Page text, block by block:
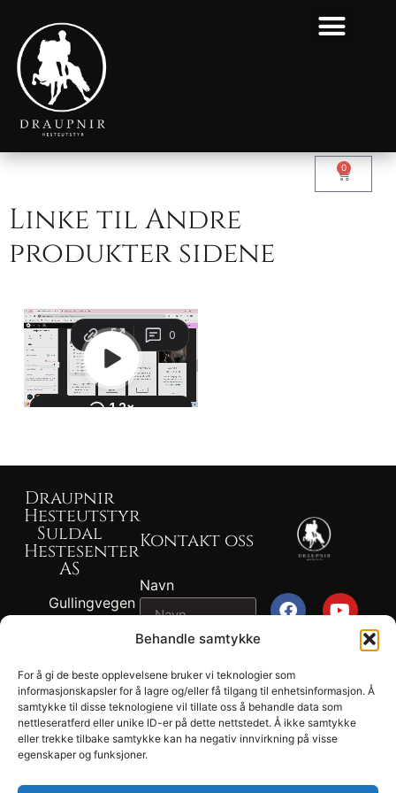
Behandle samtykke
For å gi de beste opplevelsene bruker vi teknologier som
informasjonskapsler for å lagre og/eller få tilgang til enhetsinformasjon. Å
samtykke til disse teknologiene vil tillate oss å behandle data som
nettleseratferd eller unike ID-er på dette nettstedet. Å ikke samtykke
eller trekke tilbake samtykke kan ha negativ innvirkning på visse
egenskaper og funksjoner.
0
Linke til Andre
produkter sidene
Draupnir
Hesteutstyr
Suldal
Hestesenter
AS
Gullingvegen
917 82 767 -
John
Ragnvald
Ness
902 04 694 -
Tonje Lund
2026
Draupnir® -
Suldal
AS.
Kontakt oss
Navn
Epost
Melding